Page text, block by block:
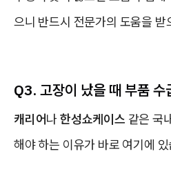
으니 반드시 전문가의 도움을 받
Q3. 고장이 났을 때 부품 수
캐리어나한성쇼케이스 같은 국
해야 하는 이유가 바로 여기에